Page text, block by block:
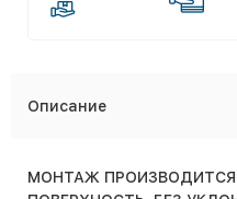
Описание
МОНТАЖ